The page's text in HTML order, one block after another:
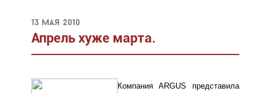
13 мая 2010
Апрель хуже марта.
Компания ARGUS представила